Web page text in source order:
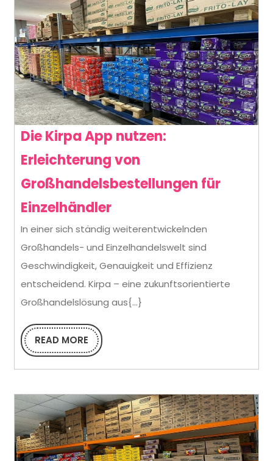
Die Kirpa App nutzen:
Erleichterung von
Großhandelsbestellungen für
EinzelhändlerDie
Kirpa
App
nutzen:
Erleichterung
für
In einer sich ständig weiterentwickelnden
Großhandels- und Einzelhandelswelt sind
Geschwindigkeit, Genauigkeit und Effizienz
entscheidend. Kirpa – eine zukunftsorientierte
Großhandelslösung aus{...}
READ MORE
READ
MORE